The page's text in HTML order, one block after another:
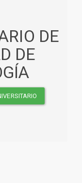
DE
DE